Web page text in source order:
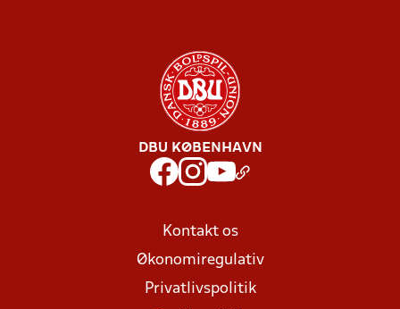
DBU KØBENHAVN
Kontakt os
Økonomiregulativ
Privatlivspolitik